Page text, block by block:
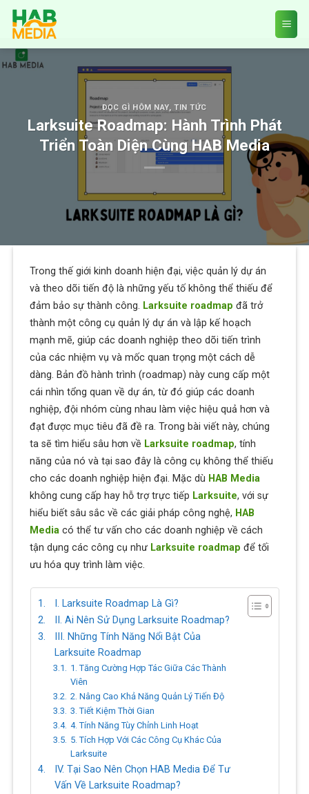
Skip
content
ĐỌC GÌ HÔM NAY,TIN TỨC
Larksuite Roadmap: Hành Trình Phát
Triển Toàn Diện Cùng HAB Media
Trong thế giới kinh doanh hiện đại, việc quản lý dự án
và theo dõi tiến độ là những yếu tố không thể thiếu để
đảm bảo sự thành công. Larksuite roadmap đã trở
thành một công cụ quản lý dự án và lập kế hoạch
mạnh mẽ, giúp các doanh nghiệp theo dõi tiến trình
của các nhiệm vụ và mốc quan trọng một cách dễ
dàng. Bản đồ hành trình (roadmap) này cung cấp một
cái nhìn tổng quan về dự án, từ đó giúp các doanh
nghiệp, đội nhóm cùng nhau làm việc hiệu quả hơn và
đạt được mục tiêu đã đề ra. Trong bài viết này, chúng
ta sẽ tìm hiểu sâu hơn về Larksuite roadmap, tính
năng của nó và tại sao đây là công cụ không thể thiếu
cho các doanh nghiệp hiện đại. Mặc dù HAB Media
không cung cấp hay hỗ trợ trực tiếp Larksuite, với sự
hiểu biết sâu sắc về các giải pháp công nghệ, HAB
Media có thể tư vấn cho các doanh nghiệp về cách
tận dụng các công cụ như Larksuite roadmap để tối
ưu hóa quy trình làm việc.
I. Larksuite Roadmap Là Gì?
II. Ai Nên Sử Dụng Larksuite Roadmap?
III. Những Tính Năng Nổi Bật Của
Larksuite Roadmap
1. Tăng Cường Hợp Tác Giữa Các Thành
Viên
2. Nâng Cao Khả Năng Quản Lý Tiến Độ
3. Tiết Kiệm Thời Gian
4. Tính Năng Tùy Chỉnh Linh Hoạt
5. Tích Hợp Với Các Công Cụ Khác Của
Larksuite
IV. Tại Sao Nên Chọn HAB Media Để Tư
Vấn Về Larksuite Roadmap?